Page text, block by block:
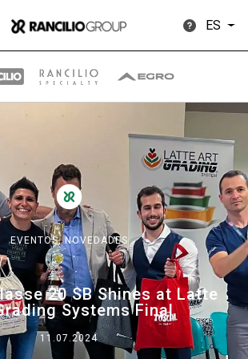
ES
EVENTOS, NOVEDADES
20 SB Shines at Latte
Systems Final
11.07.2024
Descargar